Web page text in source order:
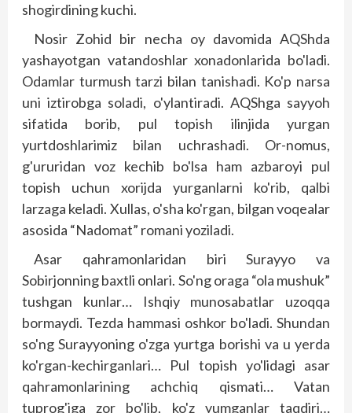
shogirdining kuchi.
Nosir Zohid bir necha oy davomida AQShda
yashayotgan vatandoshlar xonadonlarida bo'ladi.
Odamlar turmush tarzi bilan tanishadi. Ko'p narsa
uni iztirobga soladi, o'ylantiradi. AQShga sayyoh
sifatida borib, pul topish ilinjida yurgan
yurtdoshlarimiz bilan uchrashadi. Or-nomus,
g'ururidan voz kechib bo'lsa ham azbaroyi pul
topish uchun xorijda yurganlarni ko'rib, qalbi
larzaga keladi. Xullas, o'sha ko'rgan, bilgan voqealar
asosida “Nadomat” romani yoziladi.
Asar qahramonlaridan biri Surayyo va
Sobirjonning baxtli onlari. So'ng oraga “ola mushuk”
tushgan kunlar… Ishqiy munosabatlar uzoqqa
bormaydi. Tezda hammasi oshkor bo'ladi. Shundan
so'ng Surayyoning o'zga yurtga borishi va u yerda
ko'rgan-kechirganlari… Pul topish yo'lidagi asar
qahramonlarining achchiq qismati… Vatan
tuprog'iga zor bo'lib, ko'z yumganlar taqdiri…